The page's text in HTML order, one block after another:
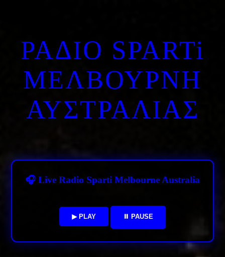
ΡΑΔΙΟ SPARTi
ΜΕΛΒΟΥΡΝΗ
ΑΥΣΤΡΑΛΙΑΣ
🎧 Live Radio Sparti Melbourne Australia
▶ PLAY ⏸ PAUSE